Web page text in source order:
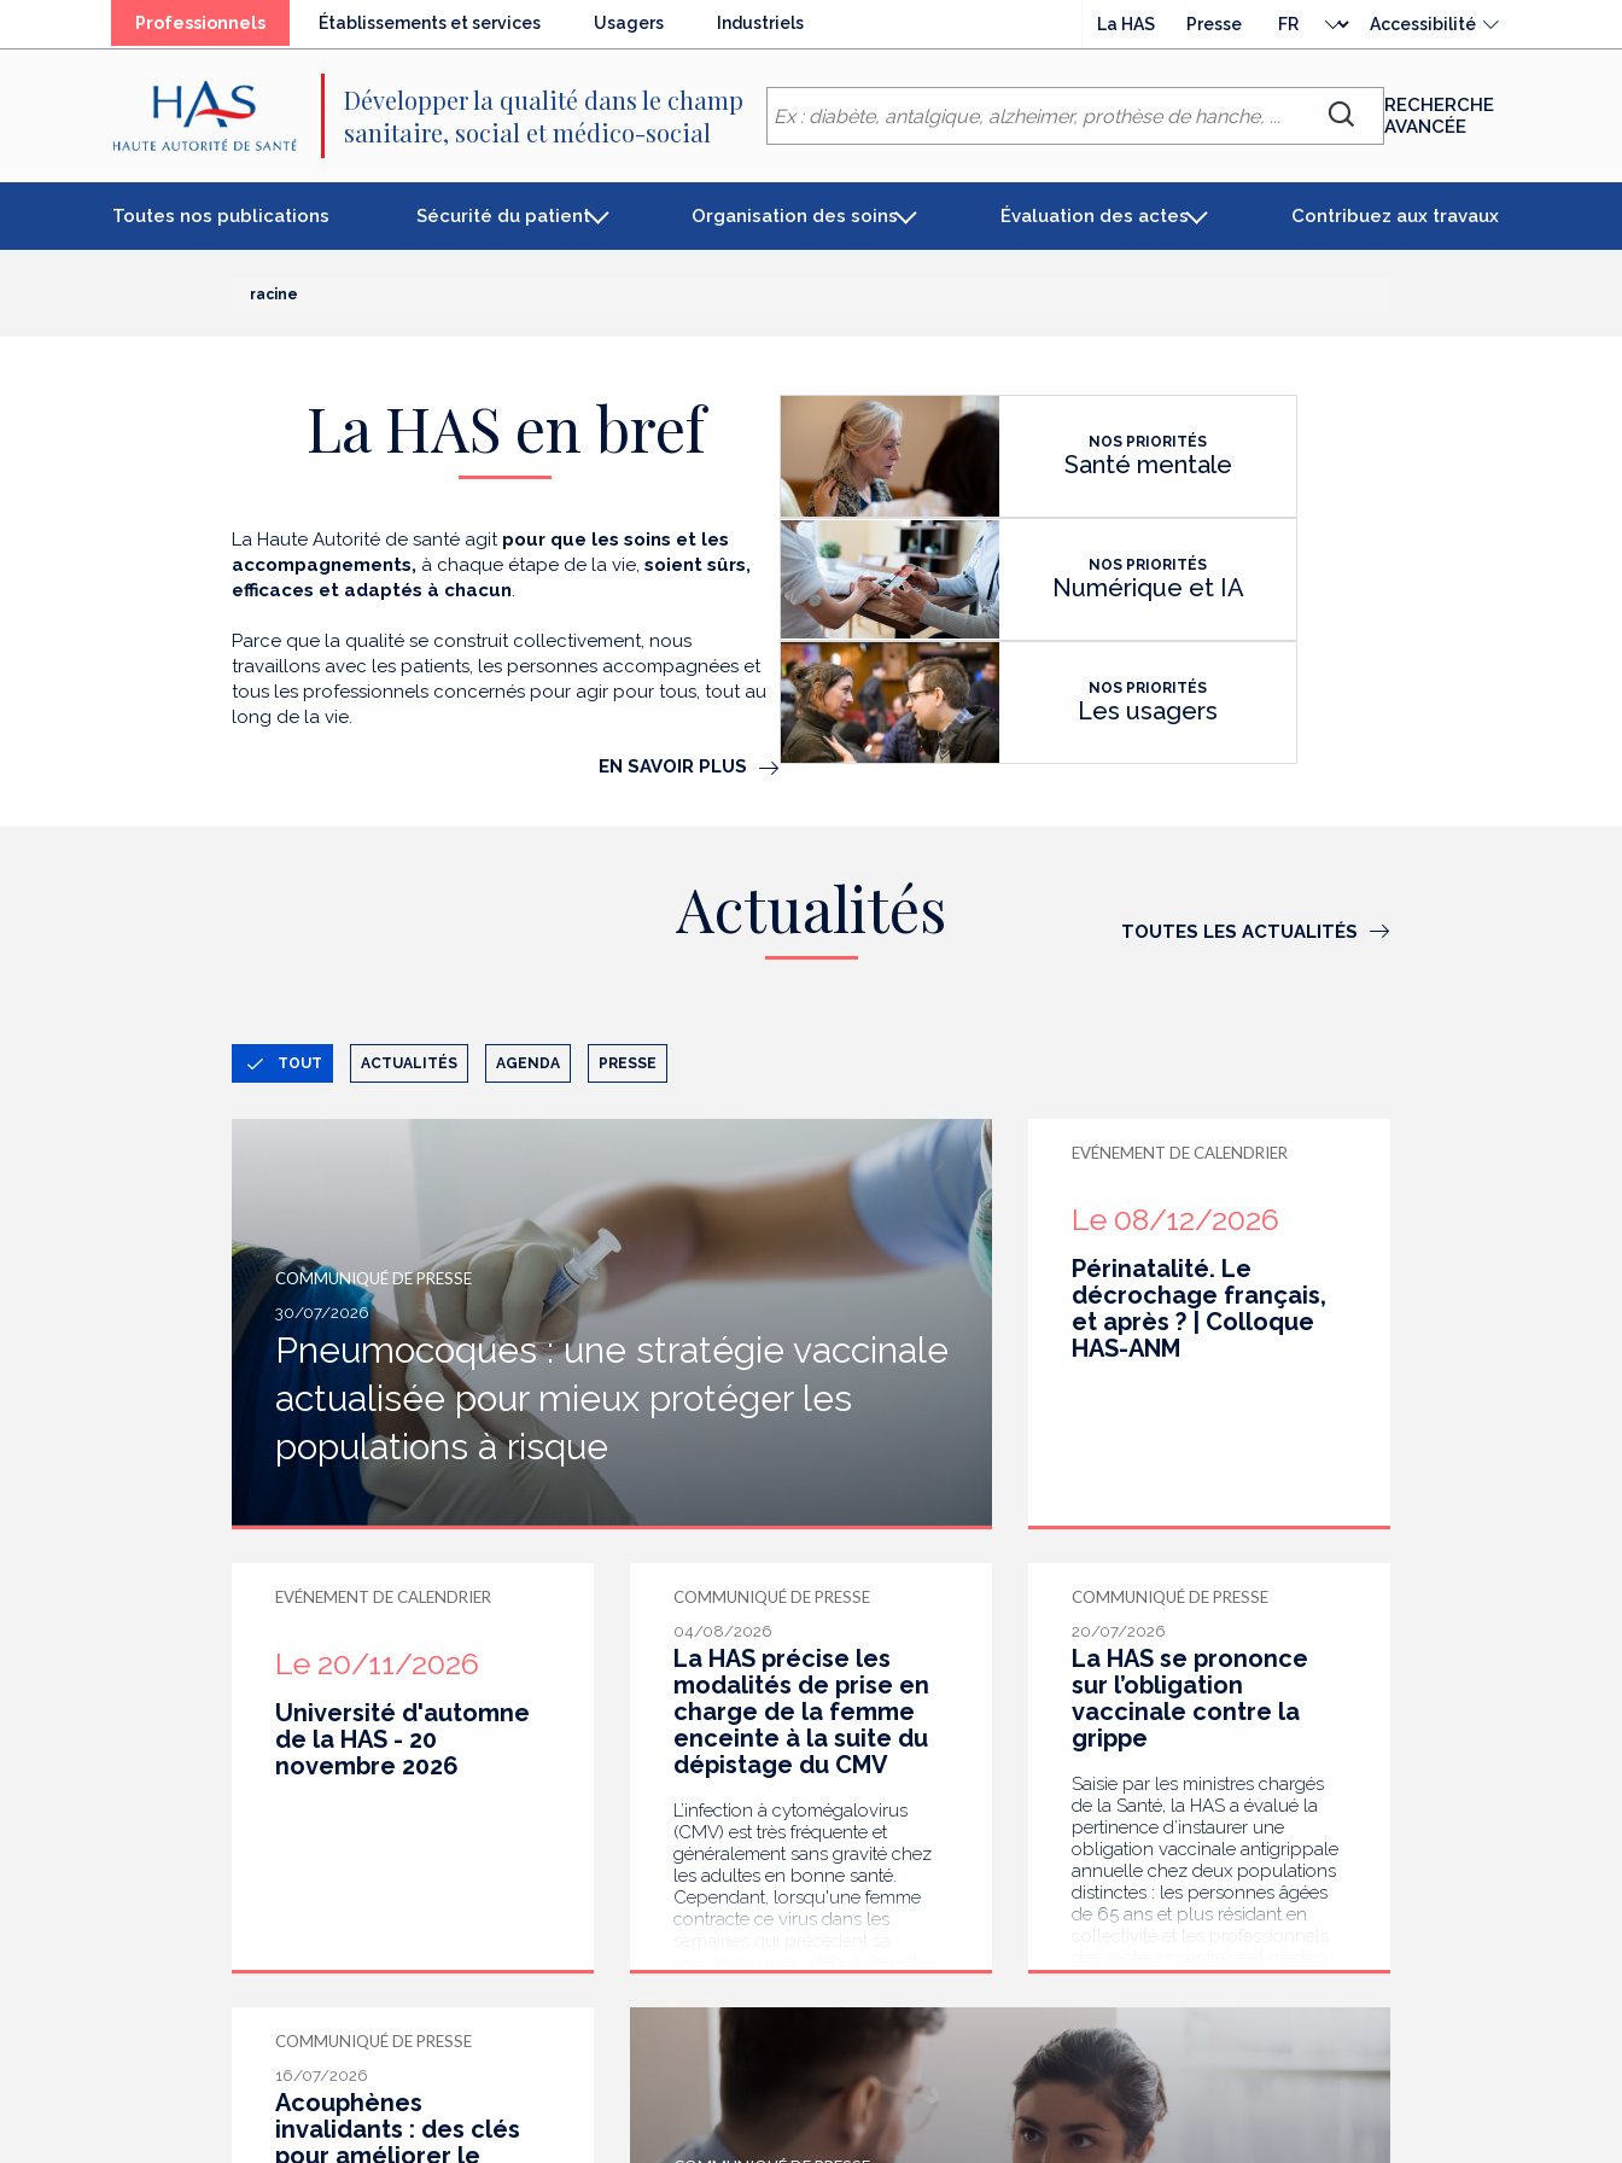
Professionnels Établissements et services Usagers Industriels La HAS Presse
langue
Accessibilité
Développer la qualité dans le champ
sanitaire, social et médico-social
Chercher
RECHERCHE
AVANCÉE
Toutes nos publications Sécurité du patient Organisation des soins Évaluation des actes Contribuez aux travaux
racine
La HAS en bref
La Haute Autorité de santé agit pour que les soins et les
accompagnements, à chaque étape de la vie, soient sûrs,
efficaces et adaptés à chacun.
Parce que la qualité se construit collectivement, nous
travaillons avec les patients, les personnes accompagnées et
tous les professionnels concernés pour agir pour tous, tout au
long de la vie.
EN SAVOIR PLUS
NOS PRIORITÉS
Santé mentale
NOS PRIORITÉS
Numérique et IA
NOS PRIORITÉS
Les usagers
Actualités TOUTES LES ACTUALITÉS
TOUT ACTUALITÉS AGENDA PRESSE
COMMUNIQUÉ DE PRESSE
30/07/2026
Pneumocoques : une stratégie vaccinale
actualisée pour mieux protéger les
populations à risque
EVÉNEMENT DE CALENDRIER
Le 08/12/2026
Périnatalité. Le
décrochage français,
et après ? | Colloque
HAS-ANM
EVÉNEMENT DE CALENDRIER
Le 20/11/2026
Université d'automne
de la HAS - 20
novembre 2026
COMMUNIQUÉ DE PRESSE
04/08/2026
La HAS précise les
modalités de prise en
charge de la femme
enceinte à la suite du
dépistage du CMV
L’infection à cytomégalovirus
(CMV) est très fréquente et
généralement sans gravité chez
les adultes en bonne santé.
Cependant, lorsqu'une femme
contracte ce virus dans les
conséquences importantes pour
l'enfant, notamment des troubles
auditifs ou neurologiques. En juin
2025, la Haute Autorité de santé
(HAS) a recommandé le
dépistage systématique du CMV
chez les femmes enceintes dont
le statut sérologique est inconnu
COMMUNIQUÉ DE PRESSE
20/07/2026
La HAS se prononce
sur l’obligation
vaccinale contre la
grippe
Saisie par les ministres chargés
de la Santé, la HAS a évalué la
pertinence d’instaurer une
obligation vaccinale antigrippale
annuelle chez deux populations
distinctes : les personnes âgées
de 65 ans et plus résidant en
collectivité et les professionnels
social. Au terme de son analyse,
vaccination antigrippale pour les
personnes de 65 ans et plus
vivant en collectivité doit rester
recommandée sans devenir
obligatoire. Afin de protéger les
personnes les plus vulnérables,
elle recommande en revanche la
COMMUNIQUÉ DE PRESSE
16/07/2026
Acouphènes
invalidants : des clés
pour améliorer le